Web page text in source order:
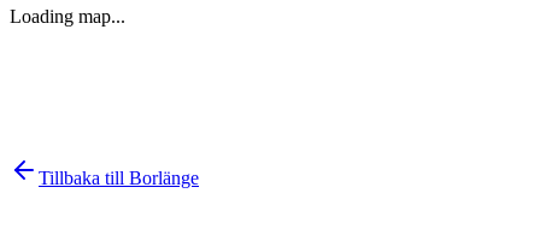
Loading map...
Tillbaka till Borlänge